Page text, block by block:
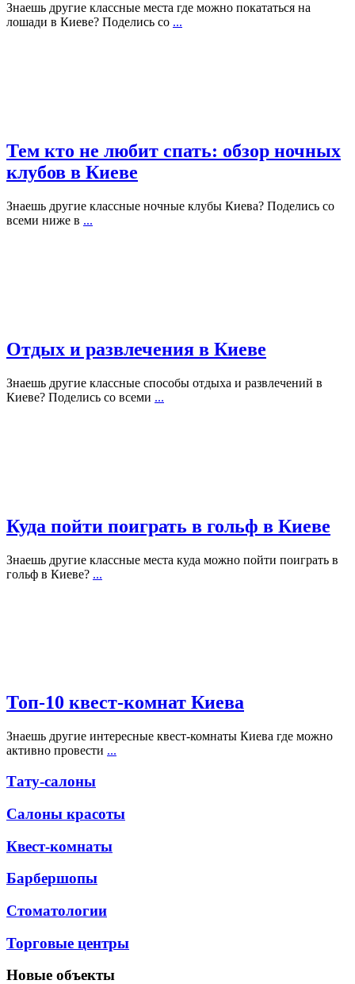
Знаешь другие классные места где можно покататься на
лошади в Киеве? Поделись со ...
Тем кто не любит спать: обзор ночных
клубов в Киеве
Знаешь другие классные ночные клубы Киева? Поделись со
всеми ниже в ...
Отдых и развлечения в Киеве
Знаешь другие классные способы отдыха и развлечений в
Киеве? Поделись со всеми ...
Куда пойти поиграть в гольф в Киеве
Знаешь другие классные места куда можно пойти поиграть в
гольф в Киеве? ...
Топ-10 квест-комнат Киева
Знаешь другие интересные квест-комнаты Киева где можно
активно провести ...
Тату-салоны
Салоны красоты
Квест-комнаты
Барбершопы
Стоматологии
Торговые центры
Новые объекты